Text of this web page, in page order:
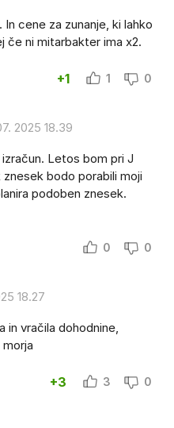
cene za zunanje, ki lahko
če ni mitarbakter ima x2.
+1 1 0
2025 18.39
Letos bom pri J
bodo porabili moji
podoben znesek.
0 0
18.27
in vračila dohodnine,
+3 3 0